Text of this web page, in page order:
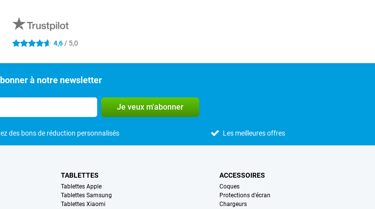
4.6 étoiles 4,6 / 5,0
à notre newsletter
Je veux m'abonner
des bons de réduction personnalisés Les meilleures offres
TABLETTES
Tablettes Apple
Tablettes Samsung
Tablettes Xiaomi
ACCESSOIRES
Coques
Protections d'écran
Chargeurs